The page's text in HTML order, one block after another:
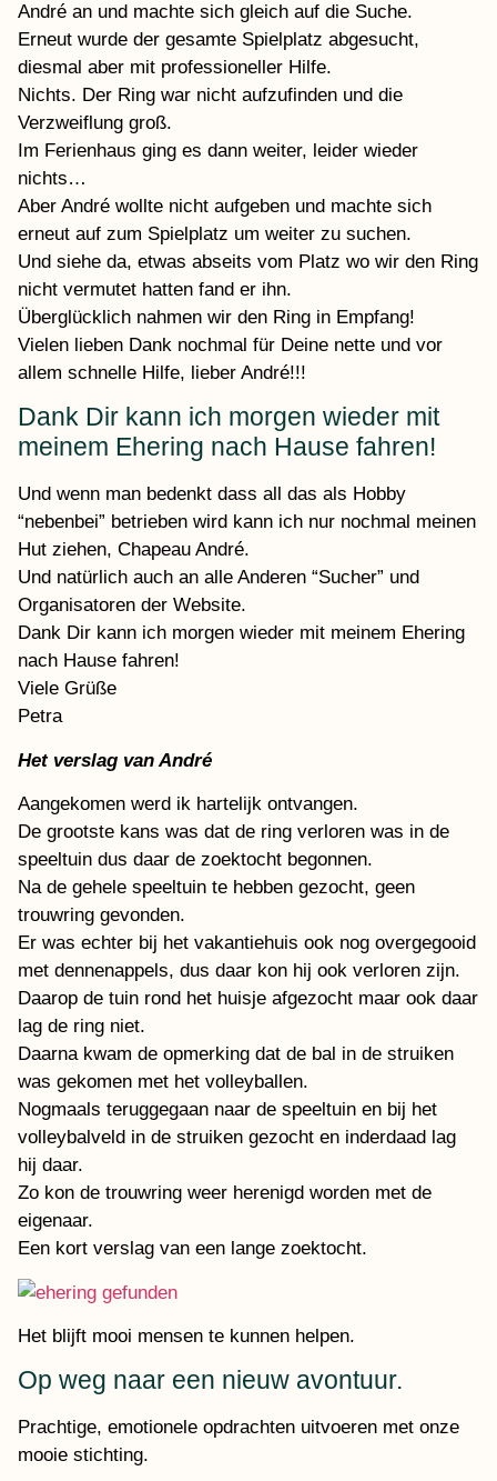
André an und machte sich gleich auf die Suche.
Erneut wurde der gesamte Spielplatz abgesucht,
diesmal aber mit professioneller Hilfe.
Nichts. Der Ring war nicht aufzufinden und die
Verzweiflung groß.
Im Ferienhaus ging es dann weiter, leider wieder
nichts…
Aber André wollte nicht aufgeben und machte sich
erneut auf zum Spielplatz um weiter zu suchen.
Und siehe da, etwas abseits vom Platz wo wir den Ring
nicht vermutet hatten fand er ihn.
Überglücklich nahmen wir den Ring in Empfang!
Vielen lieben Dank nochmal für Deine nette und vor
allem schnelle Hilfe, lieber André!!!
Dank Dir kann ich morgen wieder mit
meinem Ehering nach Hause fahren!
Und wenn man bedenkt dass all das als Hobby
“nebenbei” betrieben wird kann ich nur nochmal meinen
Hut ziehen, Chapeau André.
Und natürlich auch an alle Anderen “Sucher” und
Organisatoren der Website.
Dank Dir kann ich morgen wieder mit meinem Ehering
nach Hause fahren!
Viele Grüße
Petra
Het verslag van André
Aangekomen werd ik hartelijk ontvangen.
De grootste kans was dat de ring verloren was in de
speeltuin dus daar de zoektocht begonnen.
Na de gehele speeltuin te hebben gezocht, geen
trouwring gevonden.
Er was echter bij het vakantiehuis ook nog overgegooid
met dennenappels, dus daar kon hij ook verloren zijn.
Daarop de tuin rond het huisje afgezocht maar ook daar
lag de ring niet.
Daarna kwam de opmerking dat de bal in de struiken
was gekomen met het volleyballen.
Nogmaals teruggegaan naar de speeltuin en bij het
volleybalveld in de struiken gezocht en inderdaad lag
hij daar.
Zo kon de trouwring weer herenigd worden met de
eigenaar.
Een kort verslag van een lange zoektocht.
Het blijft mooi mensen te kunnen helpen.
Op weg naar een nieuw avontuur.
Prachtige, emotionele opdrachten uitvoeren met onze
mooie stichting.